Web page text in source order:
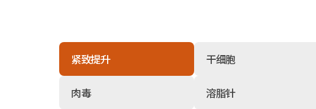
紧致提升 干细胞
肉毒 溶脂针